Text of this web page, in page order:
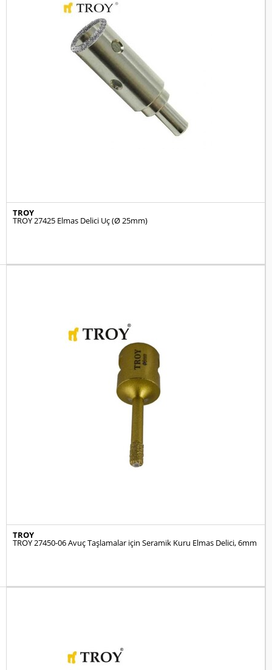
TROY
TROY 27425 Elmas Delici Uç (Ø 25mm)
TROY
TROY 27450-06 Avuç Taşlamalar için Seramik Kuru Elmas Delici, 6mm